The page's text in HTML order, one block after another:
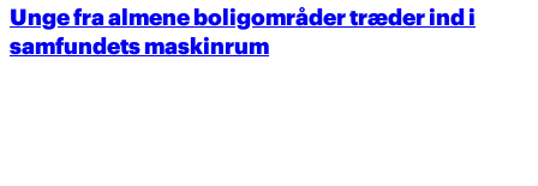
Unge fra almene boligområder træder ind i
samfundets maskinrum